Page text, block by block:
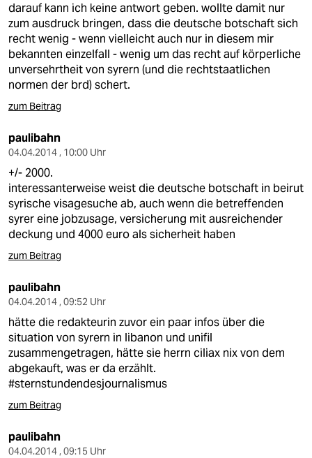
darauf kann ich keine antwort geben. wollte damit nur
zum ausdruck bringen, dass die deutsche botschaft sich
recht wenig - wenn vielleicht auch nur in diesem mir
bekannten einzelfall - wenig um das recht auf körperliche
unversehrtheit von syrern (und die rechtstaatlichen
normen der brd) schert.
zum Beitrag
paulibahn
04.04.2014 , 10:00 Uhr
+/- 2000.
interessanterweise weist die deutsche botschaft in beirut
syrische visagesuche ab, auch wenn die betreffenden
syrer eine jobzusage, versicherung mit ausreichender
deckung und 4000 euro als sicherheit haben
zum Beitrag
paulibahn
04.04.2014 , 09:52 Uhr
hätte die redakteurin zuvor ein paar infos über die
situation von syrern in libanon und unifil
zusammengetragen, hätte sie herrn ciliax nix von dem
abgekauft, was er da erzählt.
#sternstundendesjournalismus
zum Beitrag
paulibahn
04.04.2014 , 09:15 Uhr